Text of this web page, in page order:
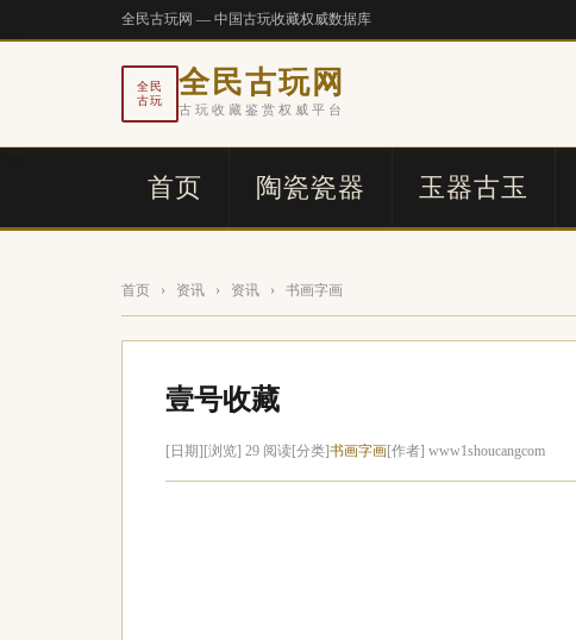
全民古玩网 — 中国古玩收藏权威数据库
全民
古玩
全民古玩网
古玩收藏鉴赏权威平台
首页 陶瓷瓷器 玉器古玉
首页 › 资讯 › 资讯 › 书画字画
壹号收藏
[日期] [浏览] 29 阅读 [分类]书画字画[作者] www1shoucangcom